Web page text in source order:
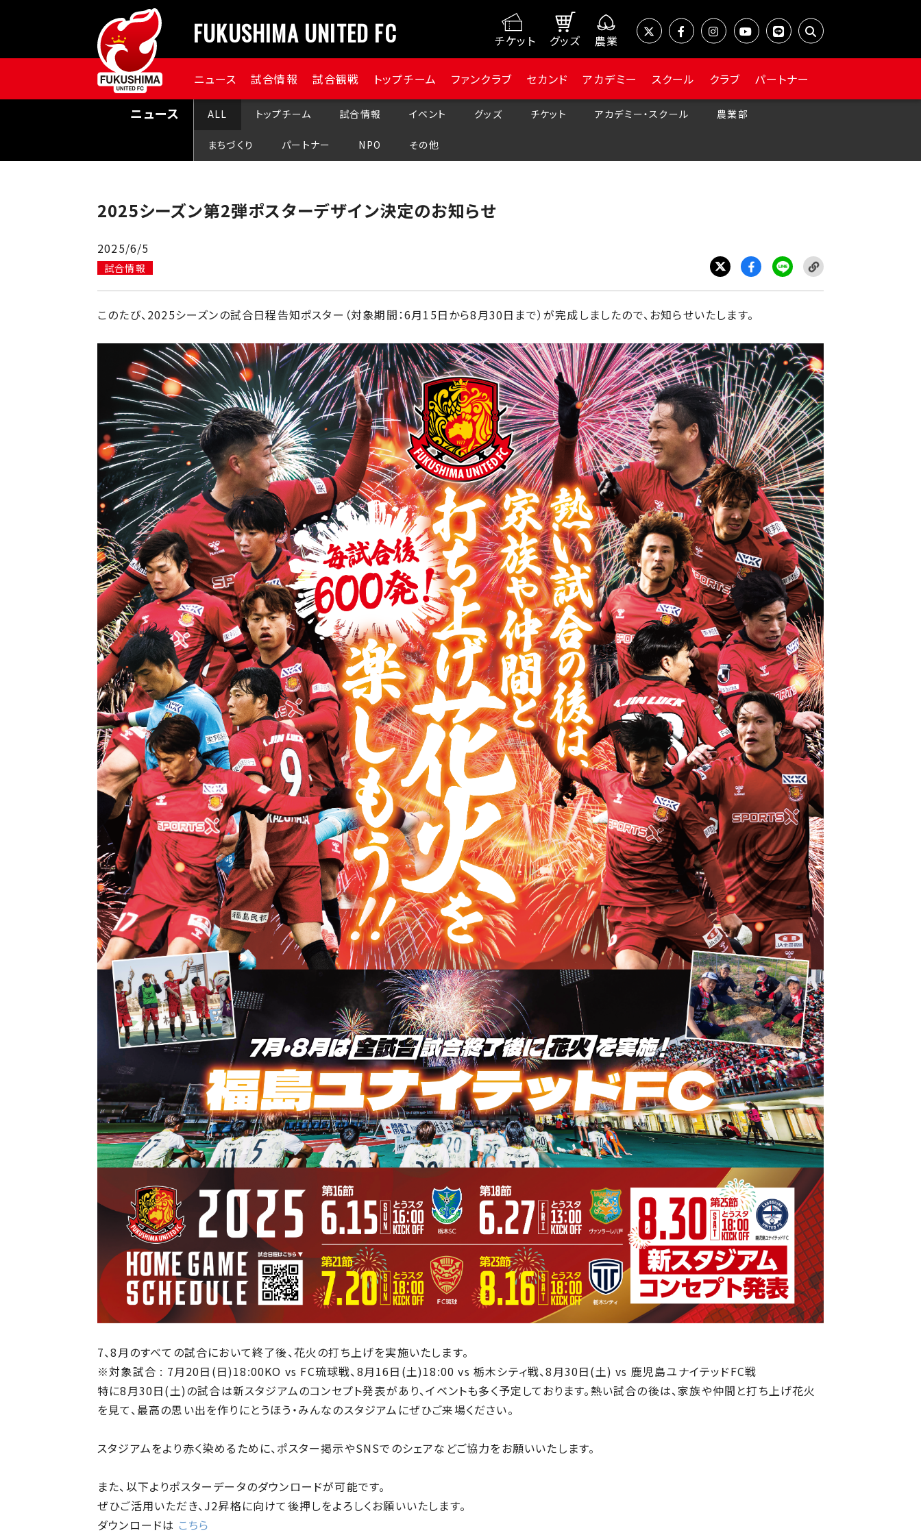
FUKUSHIMA UNITED FC チケット グッズ 農業
ニュース 試合情報 試合観戦 トップチーム ファンクラブ セカンド アカデミー スクール クラブ パートナー
ニュース ALL トップチーム 試合情報 イベント グッズ チケット アカデミー・スクール 農業部
まちづくり パートナー NPO その他
2025シーズン第2弾ポスターデザイン決定のお知らせ
2025/6/5
試合情報
このたび、2025シーズンの試合日程告知ポスター（対象期間：6月15日から8月30日まで）が完成しましたので、お知らせいたします。
7、8月のすべての試合において終了後、花火の打ち上げを実施いたします。
※対象試合 : 7月20日(日)18:00KO vs FC琉球戦、8月16日(土)18:00 vs 栃木シティ戦、8月30日(土) vs 鹿児島ユナイテッドFC戦
特に8月30日(土)の試合は新スタジアムのコンセプト発表があり、イベントも多く予定しております。熱い試合の後は、家族や仲間と打ち上げ花火
を見て、最高の思い出を作りにとうほう・みんなのスタジアムにぜひご来場ください。
スタジアムをより赤く染めるために、ポスター掲示やSNSでのシェアなどご協力をお願いいたします。
また、以下よりポスターデータのダウンロードが可能です。
ぜひご活用いただき、J2昇格に向けて後押しをよろしくお願いいたします。
ダウンロードは こちら